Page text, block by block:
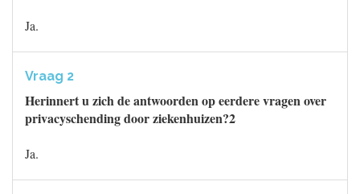
Ja.
Vraag 2
Herinnert u zich de antwoorden op eerdere vragen over
privacyschending door ziekenhuizen?2
Ja.